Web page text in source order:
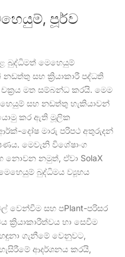
පූර්ව
බුද්ධිමත් මෙහෙයුම්
සහ ක්‍රියාකාරී පද්ධති
මත සම්බන්ධ කරයි. මෙම
සහ නඩත්තු හැකියාවන්
කර ඇති මූලික
දෝෂ මාරු පරිපථ අතුරුදන්
මෙවැනි විශේෂාංග
නොවන නමුත්, ඒවා SolaX
බුද්ධිමය ව්‍යූහය
වෙන්වීම සහ පPlant-පරිසර
ක්‍රියාකාරීත්වය හා සෙවීම
ගැනීමේ වෙනුවට,
ආදර්ශනය කරයි,